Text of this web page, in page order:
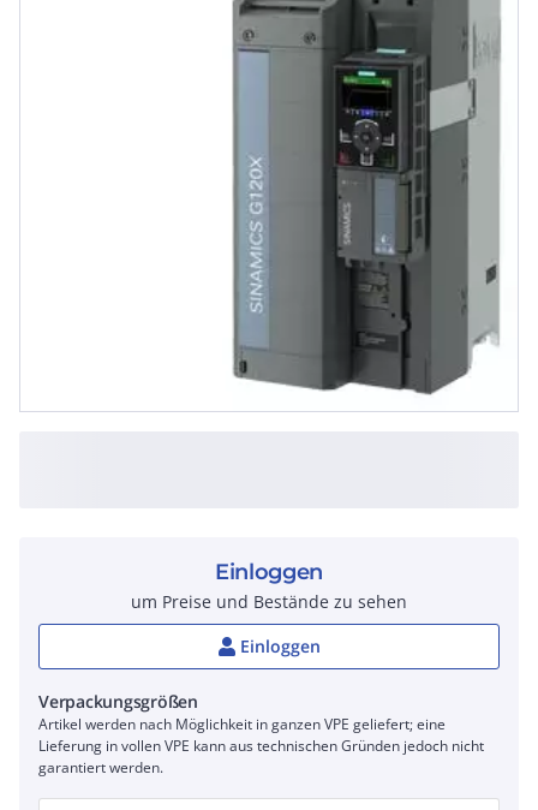
Einloggen
um Preise und Bestände zu sehen
Einloggen
Verpackungsgrößen
Artikel werden nach Möglichkeit in ganzen VPE geliefert; eine
Lieferung in vollen VPE kann aus technischen Gründen jedoch nicht
garantiert werden.